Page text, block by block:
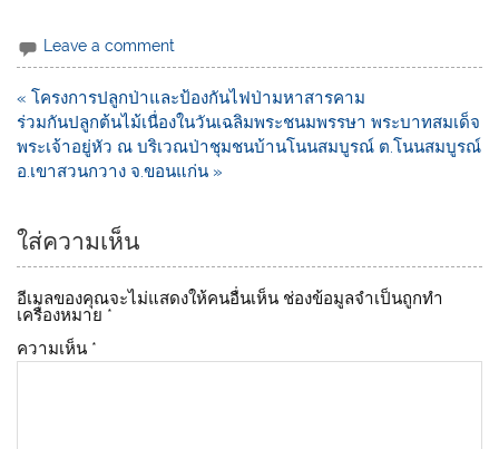
e
c
e
b
o
k
p
y
Li
n
Leave a comment
« โครงการปลูกป่าและป้องกันไฟป่ามหาสารคาม
ร่วมกันปลูกต้นไม้เนื่องในวันเฉลิมพระชนมพรรษา พระบาทสมเด็จ
พระเจ้าอยู่หัว ณ บริเวณป่าชุมชนบ้านโนนสมบูรณ์ ต.โนนสมบูรณ์
อ.เขาสวนกวาง จ.ขอนแก่น »
ใส่ความเห็น
อีเมลของคุณจะไม่แสดงให้คนอื่นเห็น ช่องข้อมูลจำเป็นถูกทำ
เครื่องหมาย *
ความเห็น *